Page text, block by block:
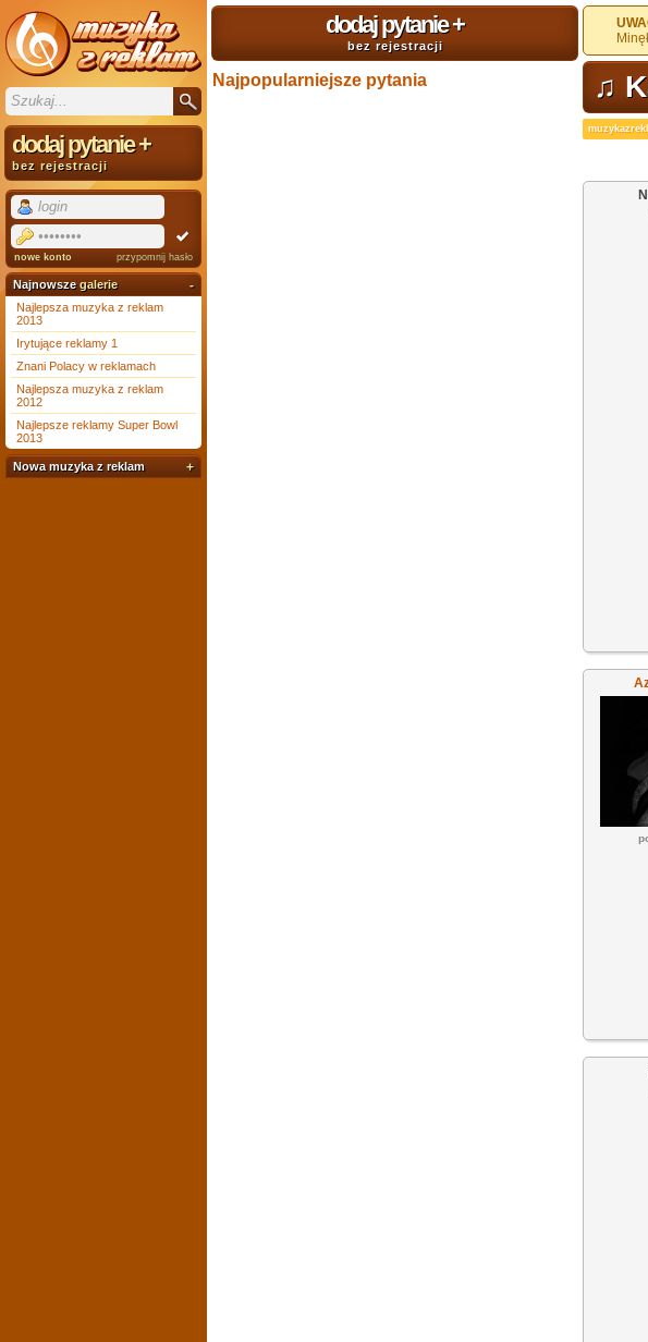
dodaj pytanie+
bez rejestracji
nowe konto przypomnij hasło
Najnowszegalerie -
Najlepsza muzyka z reklam
2013
Irytujące reklamy 1
Znani Polacy w reklamach
Najlepsza muzyka z reklam
2012
Najlepsze reklamy Super Bowl
2013
Nowa muzyka z reklam +
♫
dodaj pytanie+
bez rejestracji
Najpopularniejsze pytania